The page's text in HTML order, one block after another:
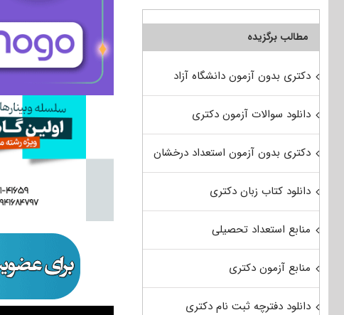
مطالب برگزیده
دکتری بدون آزمون دانشگاه آزاد
دانلود سوالات آزمون دکتری
دکتری بدون آزمون استعداد درخشان
دانلود کتاب زبان دکتری
منابع استعداد تحصیلی
منابع آزمون دکتری
دانلود دفترچه ثبت نام دکتری